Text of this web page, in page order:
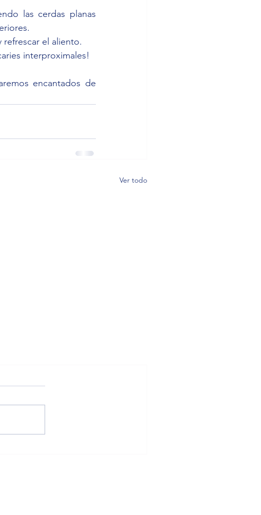
las cerdas planas
refrescar el aliento.
interproximales!
encantados de
Ver todo